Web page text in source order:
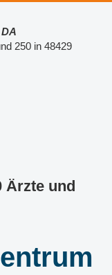
250 in 48429
Ärzte und